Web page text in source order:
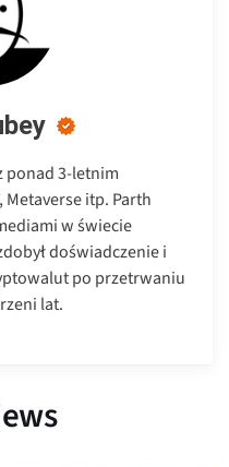
ponad 3-letnim
Metaverse itp. Parth
w świecie
doświadczenie i
po przetrwaniu
lat.